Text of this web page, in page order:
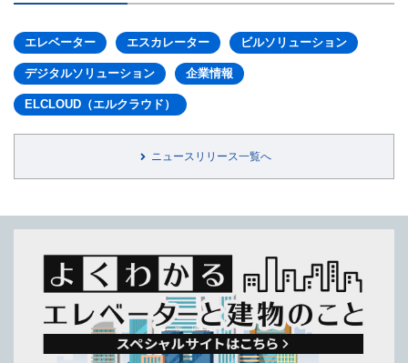
エレベーター エスカレーター ビルソリューション
デジタルソリューション 企業情報
ELCLOUD（エルクラウド）
ニュースリリース一覧へ